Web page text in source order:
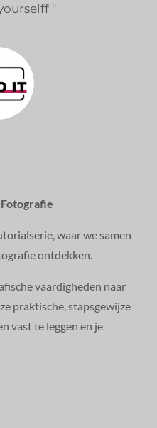
"
waar we samen
ontdekken.
vaardigheden naar
praktische, stapsgewijze
vast te leggen en je